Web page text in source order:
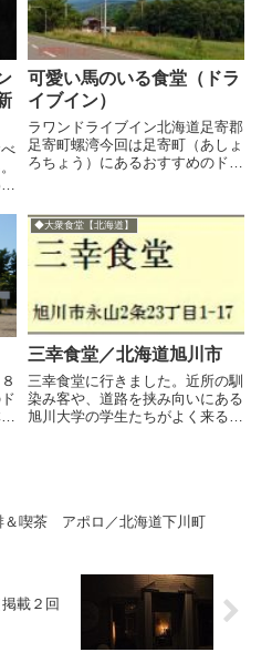
可愛い馬のいる食堂（ドラ
イブイン）
ラワンドライブイン北海道足寄郡
足寄町螺湾今回は足寄町（あしょ
ろちょう）にあるおすすめのドラ
して有名ですが、「ラワンドライ
ブイン」があるのは"螺湾（らわ
ん）"という地区。ラワンブキ
と...
◆大衆食堂【北海道】
三幸食堂／北海道旭川市
三幸食堂に行きました。近所の馴
染み客や、道路を挟み向いにある
旭川大学の学生たちがよく来る、
＆喫茶 アポロ／北海道下川町
載２回